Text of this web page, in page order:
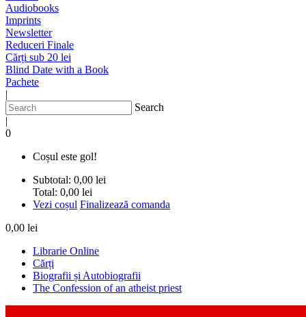
Audiobooks
Imprints
Newsletter
Reduceri Finale
Cărți sub 20 lei
Blind Date with a Book
Pachete
|
Search
|
0
Coșul este gol!
Subtotal: 0,00 lei
Total: 0,00 lei
Vezi coșul Finalizează comanda
0,00 lei
Librarie Online
Cărți
Biografii și Autobiografii
The Confession of an atheist priest